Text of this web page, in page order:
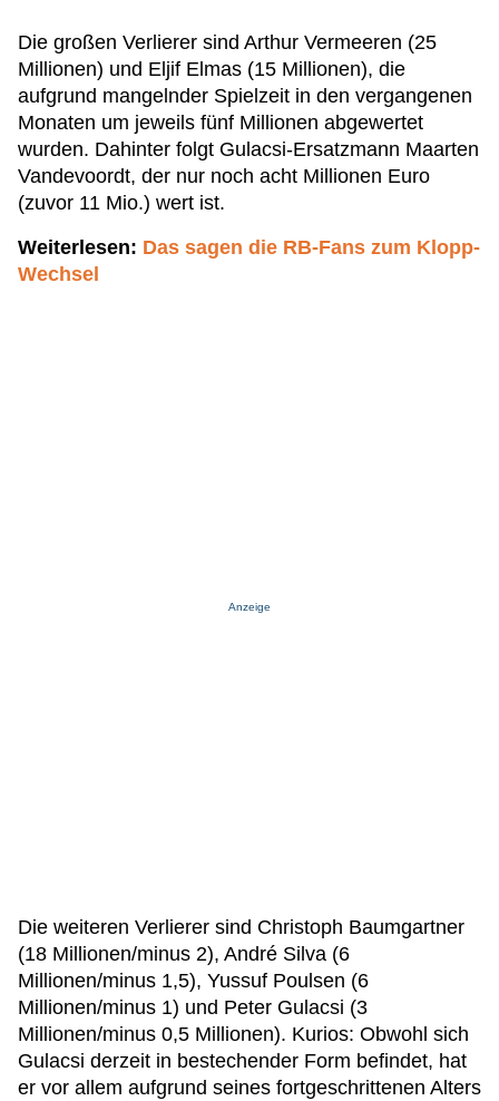
Die großen Verlierer sind Arthur Vermeeren (25
Millionen) und Eljif Elmas (15 Millionen), die
aufgrund mangelnder Spielzeit in den vergangenen
Monaten um jeweils fünf Millionen abgewertet
wurden. Dahinter folgt Gulacsi-Ersatzmann Maarten
Vandevoordt, der nur noch acht Millionen Euro
(zuvor 11 Mio.) wert ist.
Weiterlesen: Das sagen die RB-Fans zum Klopp-
Wechsel
Anzeige
Die weiteren Verlierer sind Christoph Baumgartner
(18 Millionen/minus 2), André Silva (6
Millionen/minus 1,5), Yussuf Poulsen (6
Millionen/minus 1) und Peter Gulacsi (3
Millionen/minus 0,5 Millionen). Kurios: Obwohl sich
Gulacsi derzeit in bestechender Form befindet, hat
er vor allem aufgrund seines fortgeschrittenen Alters